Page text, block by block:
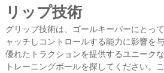
リップ技術
グリップ技術は、ゴールキーパーにとっ
ャッチしコントロールする能力に影響を
優れたトラクションを提供するユニーク
トレーニングボールを探してください。